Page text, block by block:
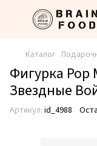
Каталог
Фигурка Pop
Звездные
Артикул: id_4988